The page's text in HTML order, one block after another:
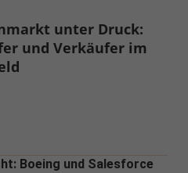
unter Druck:
und Verkäufer im
Boeing und Salesforce